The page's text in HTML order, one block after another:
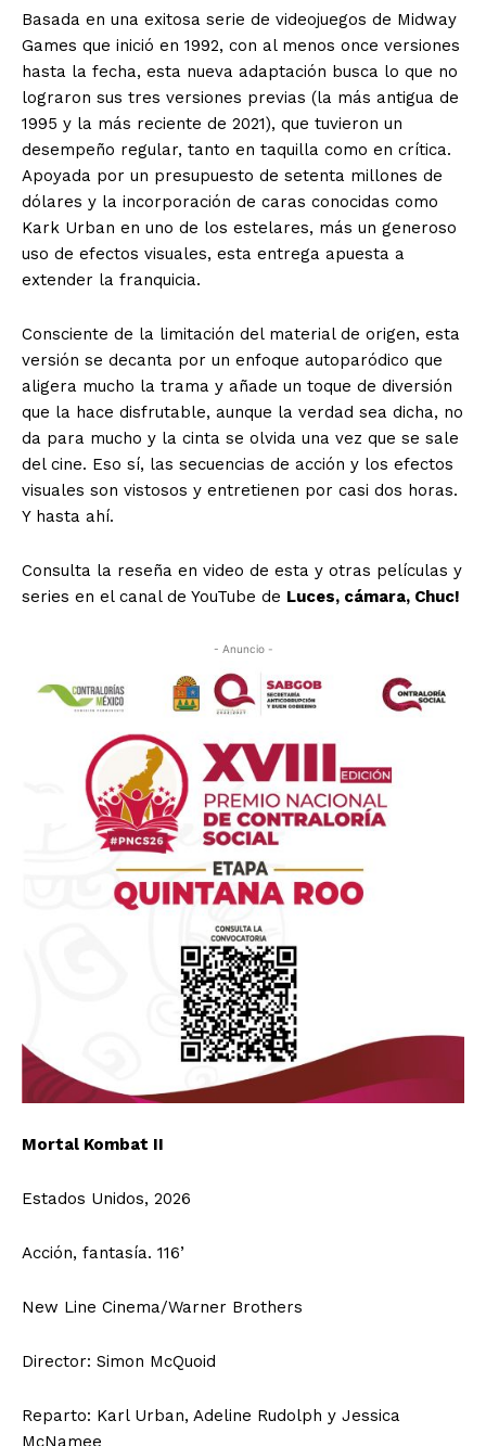
Basada en una exitosa serie de videojuegos de Midway
Games que inició en 1992, con al menos once versiones
hasta la fecha, esta nueva adaptación busca lo que no
lograron sus tres versiones previas (la más antigua de
1995 y la más reciente de 2021), que tuvieron un
desempeño regular, tanto en taquilla como en crítica.
Apoyada por un presupuesto de setenta millones de
dólares y la incorporación de caras conocidas como
Kark Urban en uno de los estelares, más un generoso
uso de efectos visuales, esta entrega apuesta a
extender la franquicia.
Consciente de la limitación del material de origen, esta
versión se decanta por un enfoque autoparódico que
aligera mucho la trama y añade un toque de diversión
que la hace disfrutable, aunque la verdad sea dicha, no
da para mucho y la cinta se olvida una vez que se sale
del cine. Eso sí, las secuencias de acción y los efectos
visuales son vistosos y entretienen por casi dos horas.
Y hasta ahí.
Consulta la reseña en video de esta y otras películas y
series en el canal de YouTube de Luces, cámara, Chuc!
- Anuncio -
Mortal Kombat II
Estados Unidos, 2026
Acción, fantasía. 116’
New Line Cinema/Warner Brothers
Director: Simon McQuoid
Reparto: Karl Urban, Adeline Rudolph y Jessica
McNamee